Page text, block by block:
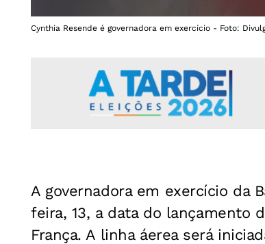
Cynthia Resende é governadora em exercício - Foto:
A governadora em exercício da
feira, 13, a data do lançamento
França. A linha áerea será